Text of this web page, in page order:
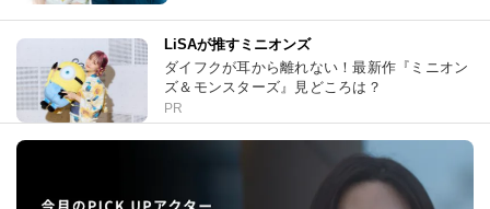
LiSAが推すミニオンズ
ダイフクが耳から離れない！最新作『ミニオン
ズ＆モンスターズ』見どころは？
PR